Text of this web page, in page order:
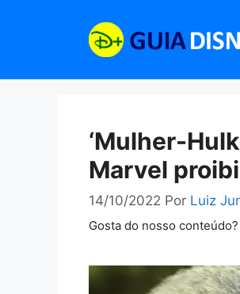
‘Mulher-
Marvel
14/10/2022 Por Luiz
Gosta do nosso